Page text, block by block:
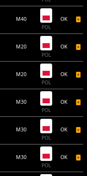
M40
POL
OK
M20
POL
OK
M20
POL
OK
M30
POL
OK
M30
POL
OK
M30
POL
OK